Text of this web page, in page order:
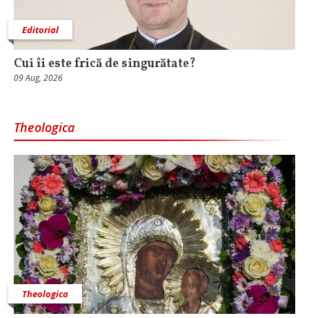
Editorial
Cui îi este frică de singurătate?
09 Aug, 2026
Theologica
Theologica